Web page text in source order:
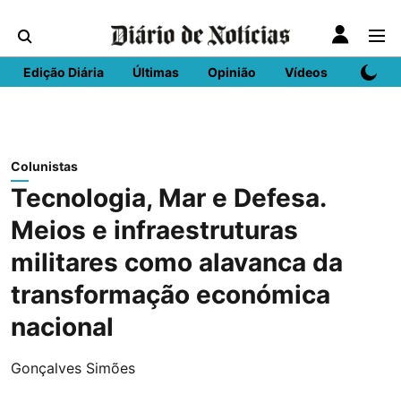
Edição Diária Últimas Opinião Vídeos DN
Colunistas
Tecnologia, Mar e Defesa.
Meios e infraestruturas
militares como alavanca da
transformação económica
nacional
Gonçalves Simões